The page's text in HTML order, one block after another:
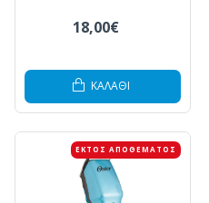
18,00€
ΚΑΛΆΘΙ
ΕΚΤΌΣ ΑΠΟΘΈΜΑΤΟΣ